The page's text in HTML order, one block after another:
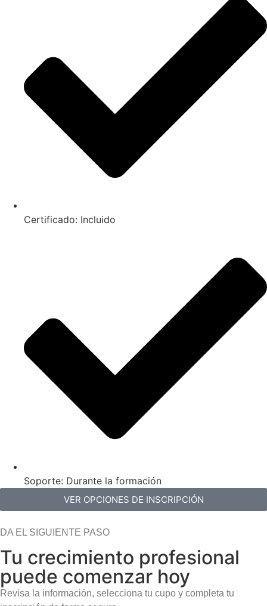
Certificado: Incluido
Soporte: Durante la formación
VER OPCIONES DE INSCRIPCIÓN
DA EL SIGUIENTE PASO
Tu crecimiento profesional
puede comenzar hoy
Revisa la información, selecciona tu cupo y completa tu